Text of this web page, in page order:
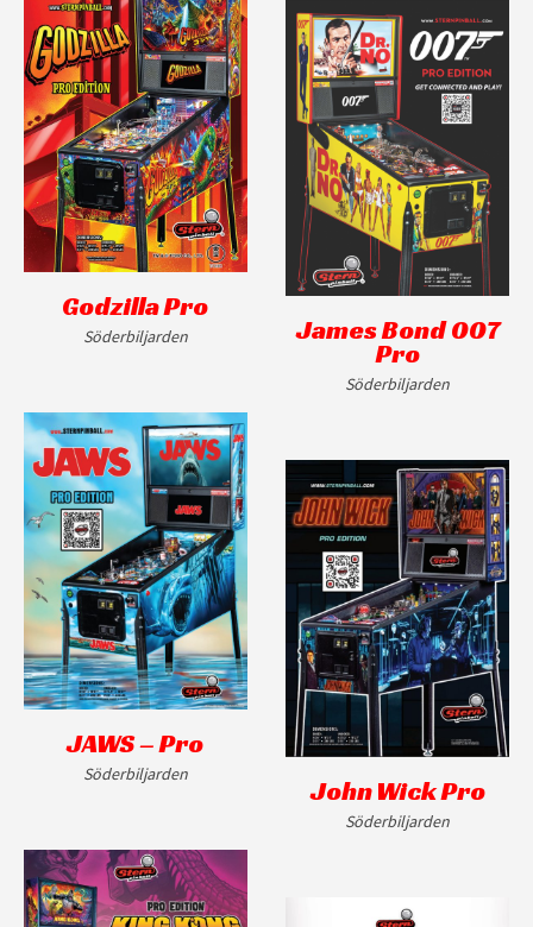
Godzilla Pro
Söderbiljarden James Bond 007
Pro
Söderbiljarden
JAWS – Pro
Söderbiljarden John Wick Pro
Söderbiljarden